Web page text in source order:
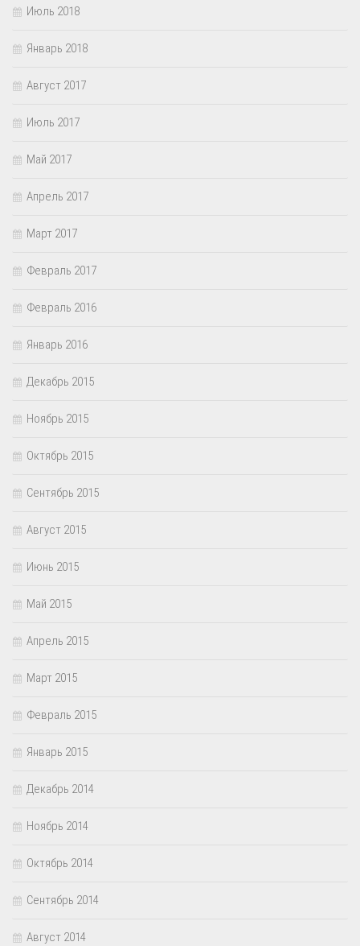
Июль 2018
Январь 2018
Август 2017
Июль 2017
Май 2017
Апрель 2017
Март 2017
Февраль 2017
Февраль 2016
Январь 2016
Декабрь 2015
Ноябрь 2015
Октябрь 2015
Сентябрь 2015
Август 2015
Июнь 2015
Май 2015
Апрель 2015
Март 2015
Февраль 2015
Январь 2015
Декабрь 2014
Ноябрь 2014
Октябрь 2014
Сентябрь 2014
Август 2014